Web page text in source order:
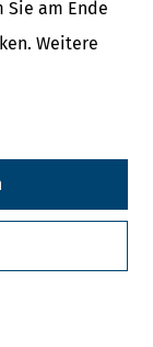
am Ende
Weitere